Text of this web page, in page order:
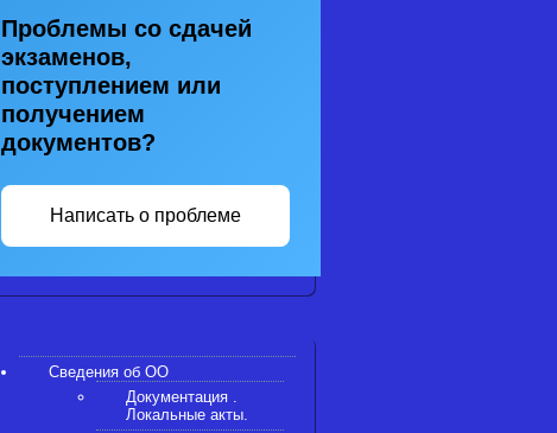
Проблемы со сдачей
экзаменов,
поступлением или
получением
документов?
Написать о проблеме
Сведения об ОО
Документация .
Локальные акты.